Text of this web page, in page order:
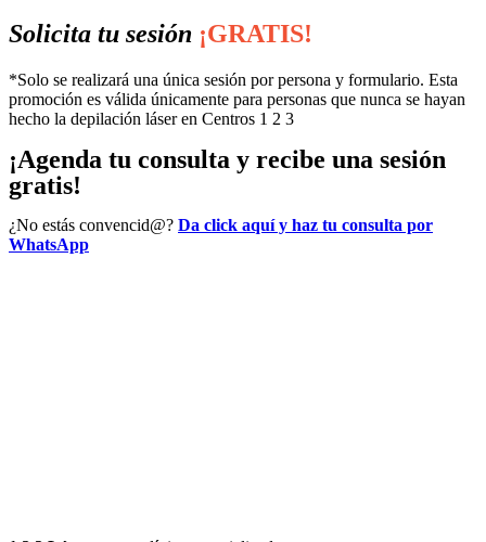
Solicita tu sesión ¡GRATIS!
*Solo se realizará una única sesión por persona y formulario. Esta
promoción es válida únicamente para personas que nunca se hayan
hecho la depilación láser en Centros 1 2 3
¡Agenda tu consulta y recibe una sesión
gratis!
¿No estás convencid@? Da click aquí y haz tu consulta por
WhatsApp